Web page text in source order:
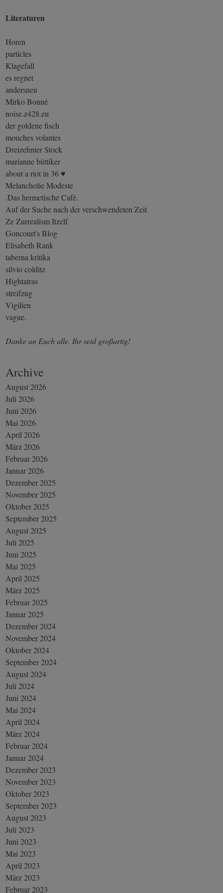
Literaturen
Horen
particles
Klagefall
es regnet
andersneu
Mirko Bonné
noise.z428.eu
der goldene fisch
mouches volantes
Dreizehnter Stock
marianne büttiker
about a riot in 36 ♥
Melancholie Modeste
.Das hermetische Café.
Auf der Suche nach der verschwendeten Zeit
Ze Zurrealism Itzelf
Goncourt's Blog
Elisabeth Rank
taberna kritika
silvio colditz
Hightatras
streifzug
Vigilien
vague.
Danke an Euch alle. Ihr seid großartig!
Archive
August 2026
Juli 2026
Juni 2026
Mai 2026
April 2026
März 2026
Februar 2026
Januar 2026
Dezember 2025
November 2025
Oktober 2025
September 2025
August 2025
Juli 2025
Juni 2025
Mai 2025
April 2025
März 2025
Februar 2025
Januar 2025
Dezember 2024
November 2024
Oktober 2024
September 2024
August 2024
Juli 2024
Juni 2024
Mai 2024
April 2024
März 2024
Februar 2024
Januar 2024
Dezember 2023
November 2023
Oktober 2023
September 2023
August 2023
Juli 2023
Juni 2023
Mai 2023
April 2023
März 2023
Februar 2023